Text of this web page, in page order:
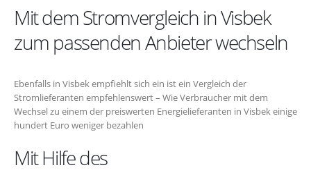
Mit dem Stromvergleich in Visbek
zum passenden Anbieter wechseln
Ebenfalls in Visbek empfiehlt sich ein ist ein Vergleich der
Stromlieferanten empfehlenswert – Wie Verbraucher mit dem
Wechsel zu einem der preiswerten Energielieferanten in Visbek einige
hundert Euro weniger bezahlen
Mit Hilfe des